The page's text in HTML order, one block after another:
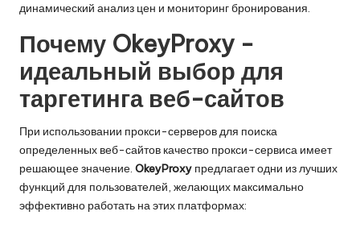
динамический анализ цен и мониторинг бронирования.
Почему OkeyProxy -
идеальный выбор для
таргетинга веб-сайтов
При использовании прокси-серверов для поиска
определенных веб-сайтов качество прокси-сервиса имеет
решающее значение. OkeyProxy предлагает одни из лучших
функций для пользователей, желающих максимально
эффективно работать на этих платформах: